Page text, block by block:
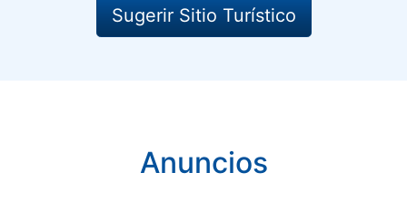
Sugerir Sitio Turístico
Anuncios